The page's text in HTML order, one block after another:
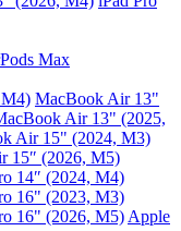
Max
MacBook Air 13"
Air 13" (2025,
Air 15" (2024, M3)
15″ (2026, M5)
14″ (2024, M4)
16" (2023, M3)
16" (2026, M5) Apple